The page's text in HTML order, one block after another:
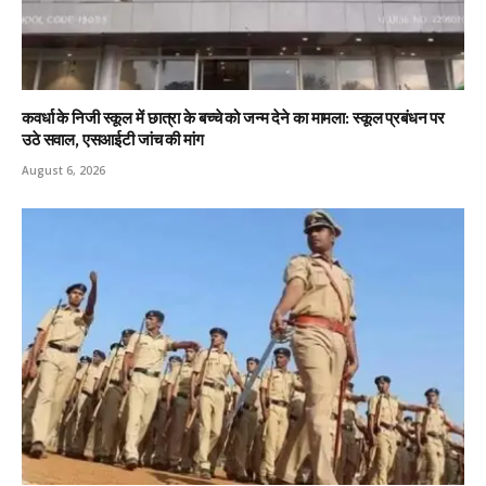
कवर्धा के निजी स्कूल में छात्रा के बच्चे को जन्म देने का मामला: स्कूल प्रबंधन पर
उठे सवाल, एसआईटी जांच की मांग
August 6, 2026